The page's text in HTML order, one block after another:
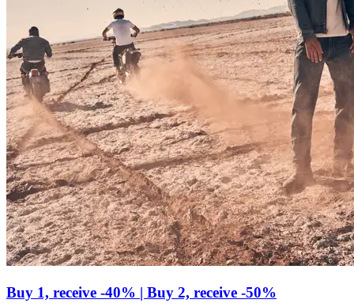
Buy 1, receive -40% | Buy 2, receive -50%